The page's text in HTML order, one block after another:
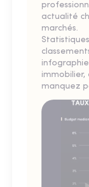
actualité
marchés.
immobilier,
manquez